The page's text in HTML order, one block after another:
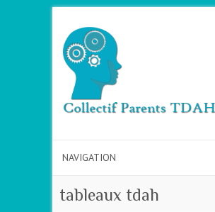
tableaux tdah